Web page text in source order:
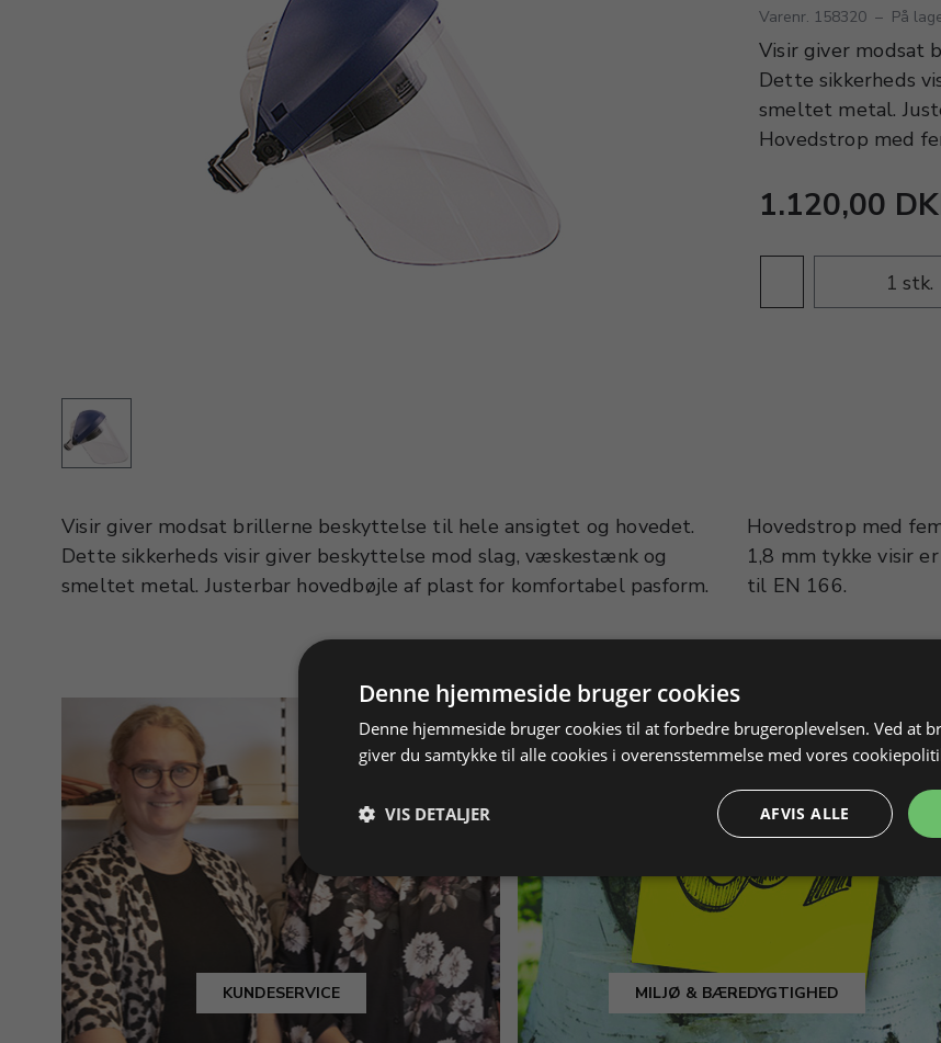
Varenr. 158320 – På
Visir giver modsat
Dette sikkerheds
smeltet metal.
Hovedstrop med
1.120,00
stk.
Visir giver modsat brillerne beskyttelse til hele ansigtet og hovedet.
Dette sikkerheds visir giver beskyttelse mod slag, væskestænk og
smeltet metal. Justerbar hovedbøjle af plast for komfortabel pasform.
Hovedstrop med fem positioner giver yderligere støtte og komfort. Det
1,8 mm tykke visir er let at udskifte, og testet og godkendt i henhold
til EN 166.
KUNDESERVICE MILJØ & BÆREDYGTIGHED
Denne hjemmeside bruger cookies
Denne hjemmeside bruger cookies til at forbedre brugeroplevelsen. Ved at
giver du samtykke til alle cookies i overensstemmelse med vores
AFVIS ALLE
VIS DETALJER